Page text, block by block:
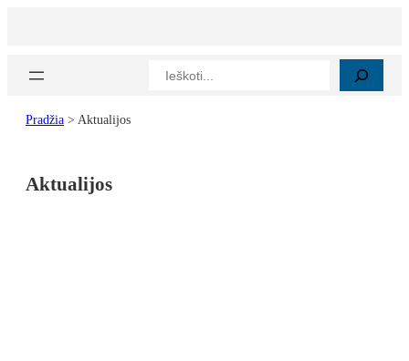
Paieška
Pradžia > Aktualijos
Aktualijos